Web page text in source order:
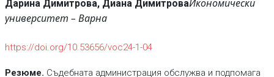
Дарина Димитрова, Диана ДимитроваИкономически
университет – Варна
https://doi.org/10.53656/voc24-1-04
Резюме. Съдебната администрация обслужва и подпомага